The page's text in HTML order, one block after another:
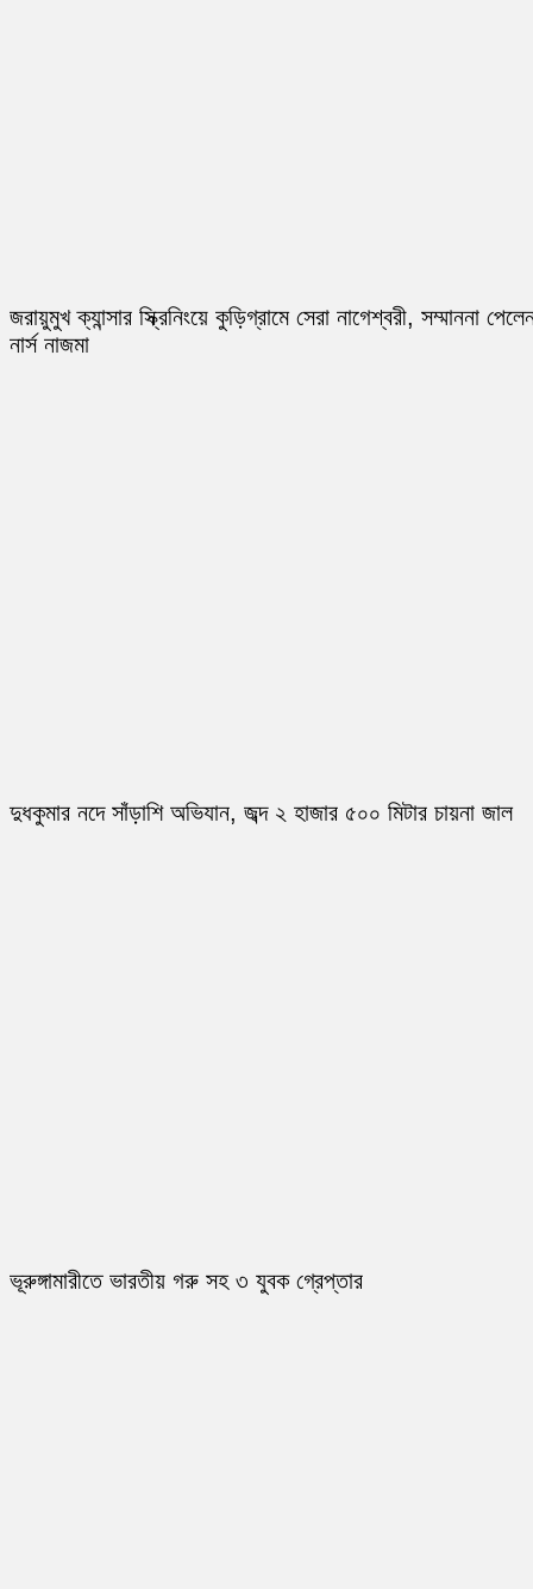
জরায়ুমুখ ক্যান্সার স্ক্রিনিংয়ে কুড়িগ্রামে সেরা নাগেশ্বরী, সম্মাননা
নার্স নাজমা
দুধকুমার নদে সাঁড়াশি অভিযান, জব্দ ২ হাজার ৫০০ মিটার চায়না জাল
ভূরুঙ্গামারীতে ভারতীয় গরু সহ ৩ যুবক গ্রেপ্তার